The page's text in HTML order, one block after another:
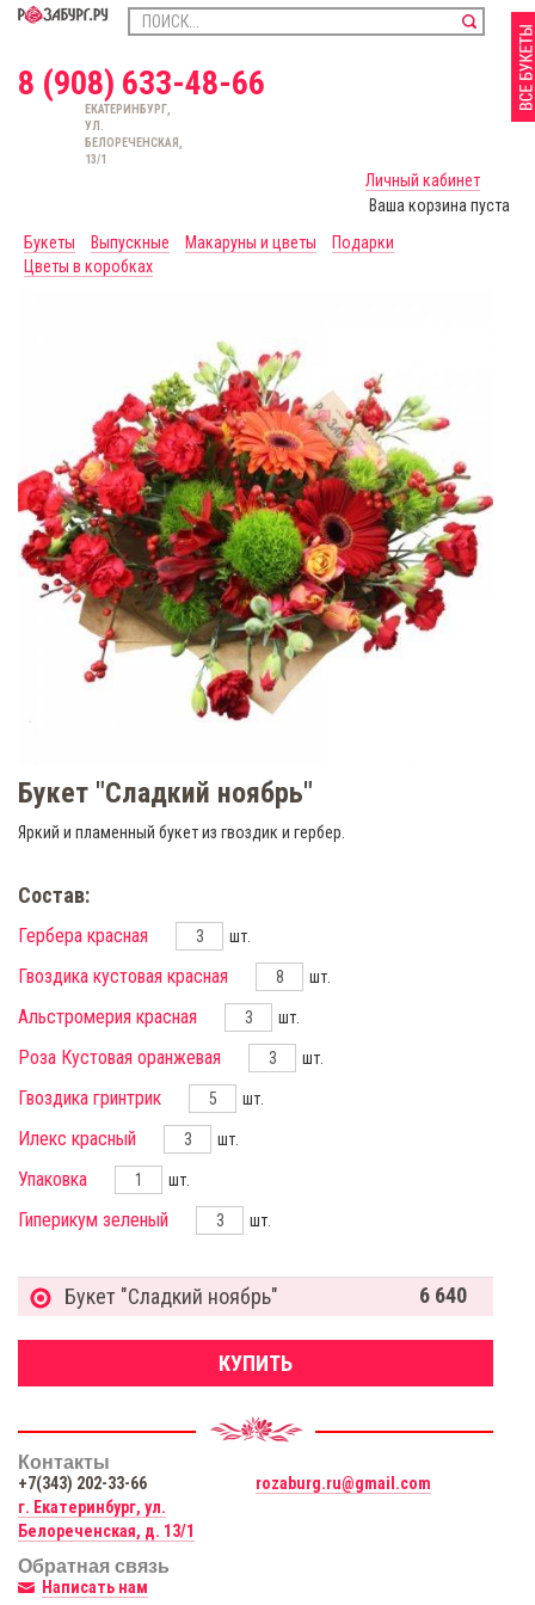
8 (908) 633-48-66
ЕКАТЕРИНБУРГ,
УЛ.
БЕЛОРЕЧЕНСКАЯ,
13/1
Личный кабинет
Ваша корзина пуста
Букеты
Выпускные Макаруны и цветы
Подарки
Цветы в коробках
Букет "Сладкий ноябрь"
Яркий и пламенный букет из гвоздик и гербер.
Состав:
Гербера красная шт.
Гвоздика кустовая красная шт.
Альстромерия красная шт.
Роза Кустовая оранжевая шт.
Гвоздика гринтрик шт.
Илекс красный шт.
Упаковка шт.
Гиперикум зеленый шт.
Букет "Сладкий ноябрь" 6 640
КУПИТЬ
Контакты
+7(343) 202-33-66
rozaburg.ru@gmail.com
г. Екатеринбург, ул.
Белореченская, д. 13/1
Обратная связь
Написать нам